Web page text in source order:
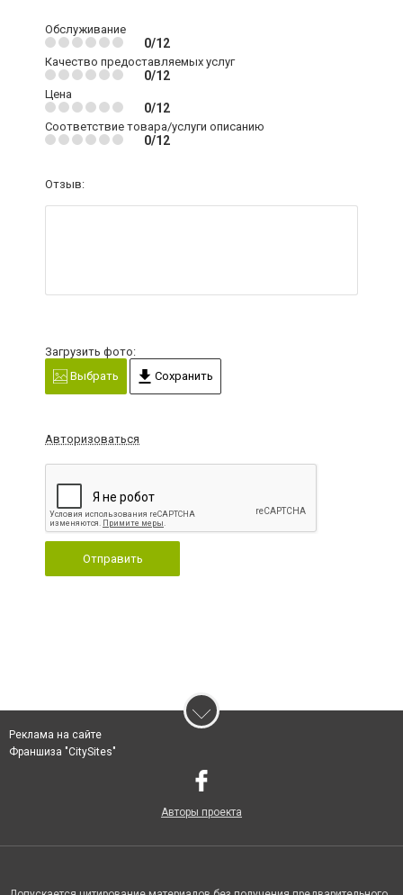
Обслуживание
0/12
Качество предоставляемых услуг
0/12
Цена
0/12
Соответствие товара/услуги описанию
0/12
Отзыв:
Загрузить фото:
Выбрать
Сохранить
Авторизоваться
Отправить
Реклама на сайте
Франшиза "CitySites"
Авторы проекта